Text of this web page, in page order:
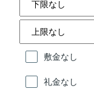
敷金なし
礼金なし